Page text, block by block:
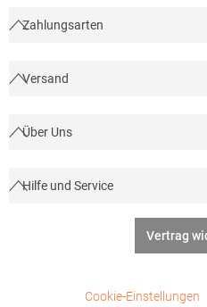
Zahlungsarten
Versand
Über Uns
Hilfe und Service
Vertrag
Cookie-Einstellungen